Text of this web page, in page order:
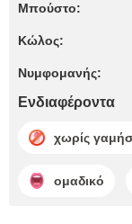
Μπούστο:
Κώλος:
Νυμφομανής:
Ενδιαφέροντα
χωρίς
ομαδικό